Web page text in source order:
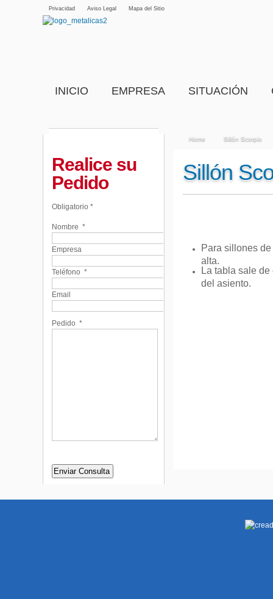
Privacidad Aviso Legal Mapa del Sitio
INICIO EMPRESA SITUACIÓN
Home Sillón Scorpio
Sillón
Para sillones
alta.
La tabla sale de
del asiento.
Realice su
Pedido
Obligatorio *
Nombre *
Empresa
Teléfono *
Email
Pedido *